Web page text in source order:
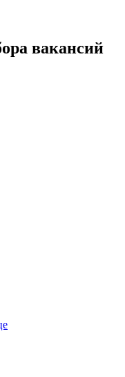
вакансий